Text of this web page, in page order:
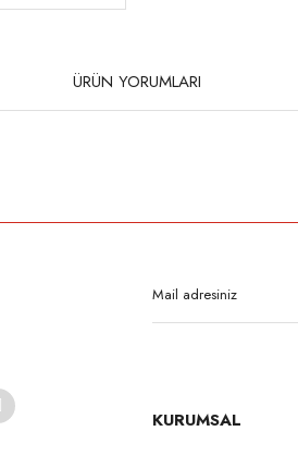
ÜRÜN YORUMLARI
KURUMSAL